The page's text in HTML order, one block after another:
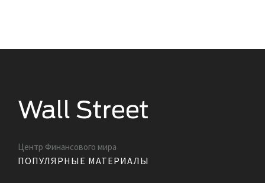
Центр Финансового мира
ПОПУЛЯРНЫЕ МАТЕРИАЛЫ